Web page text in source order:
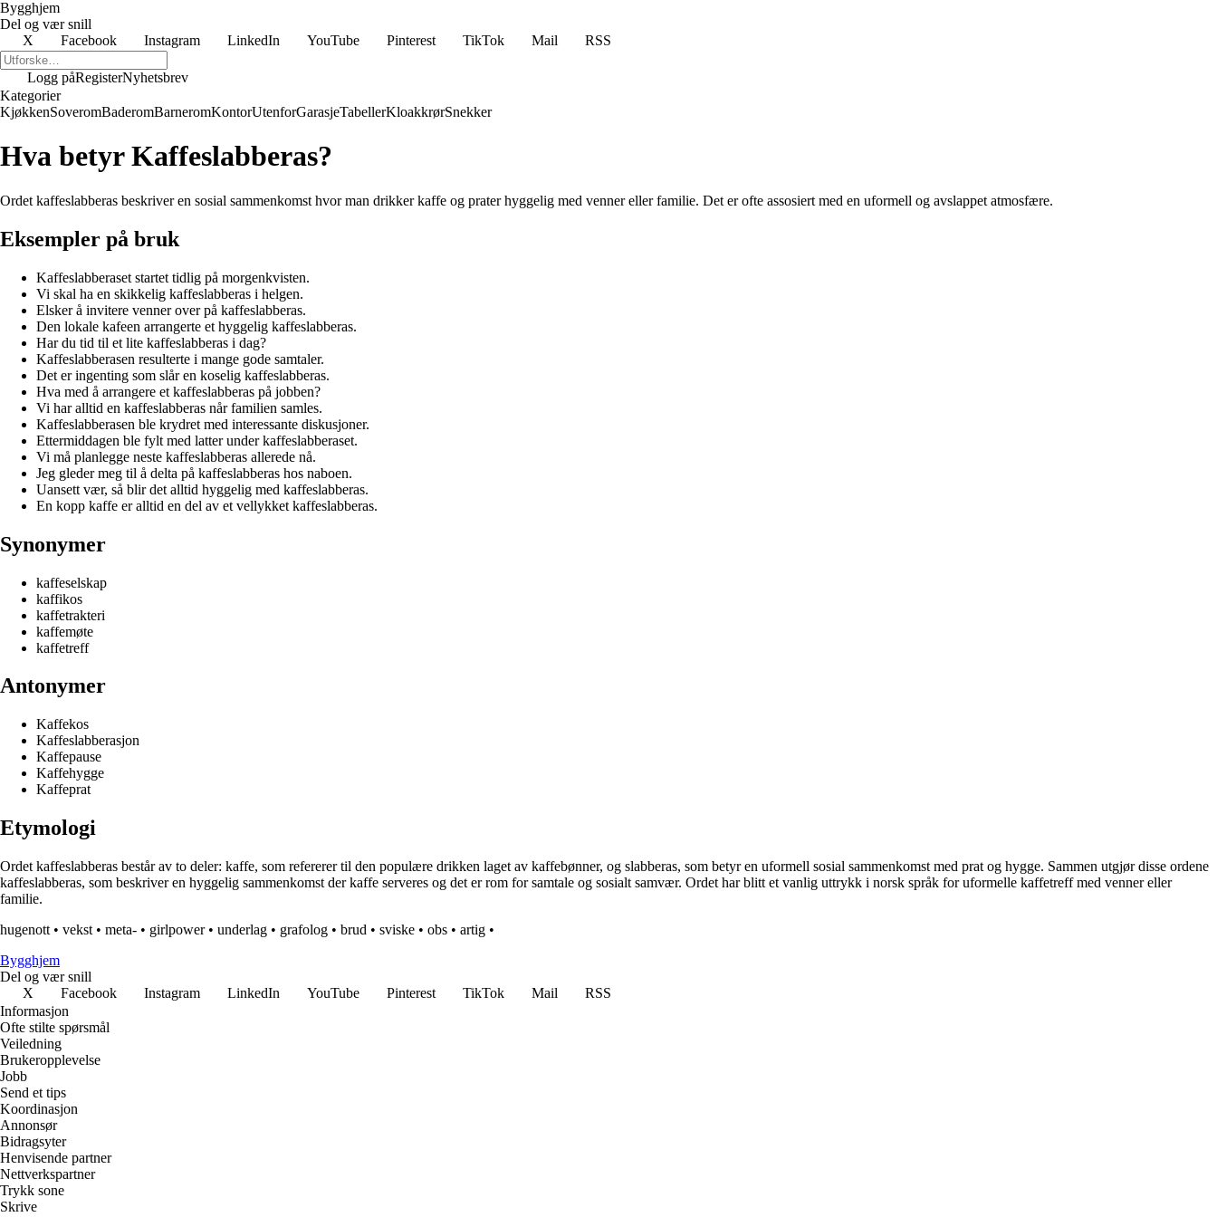
Bygghjem
Del og vær snill
X
Facebook Instagram LinkedIn YouTube Pinterest TikTok Mail RSS
Logg påRegisterNyhetsbrev
Kategorier
KjøkkenSoveromBaderomBarneromKontorUtenforGarasjeTabellerKloakkrørSnekker
Hva betyr Kaffeslabberas?
Ordet kaffeslabberas beskriver en sosial sammenkomst hvor man drikker kaffe og prater hyggelig med venner eller familie. Det er ofte assosiert med en uformell og avslappet atmosfære.
Eksempler på bruk
Kaffeslabberaset startet tidlig på morgenkvisten.
Vi skal ha en skikkelig kaffeslabberas i helgen.
Elsker å invitere venner over på kaffeslabberas.
Den lokale kafeen arrangerte et hyggelig kaffeslabberas.
Har du tid til et lite kaffeslabberas i dag?
Kaffeslabberasen resulterte i mange gode samtaler.
Det er ingenting som slår en koselig kaffeslabberas.
Hva med å arrangere et kaffeslabberas på jobben?
Vi har alltid en kaffeslabberas når familien samles.
Kaffeslabberasen ble krydret med interessante diskusjoner.
Ettermiddagen ble fylt med latter under kaffeslabberaset.
Vi må planlegge neste kaffeslabberas allerede nå.
Jeg gleder meg til å delta på kaffeslabberas hos naboen.
Uansett vær, så blir det alltid hyggelig med kaffeslabberas.
En kopp kaffe er alltid en del av et vellykket kaffeslabberas.
Synonymer
kaffeselskap
kaffikos
kaffetrakteri
kaffemøte
kaffetreff
Antonymer
Kaffekos
Kaffeslabberasjon
Kaffepause
Kaffehygge
Kaffeprat
Etymologi
Ordet kaffeslabberas består av to deler: kaffe, som refererer til den populære drikken laget av kaffebønner, og slabberas, som betyr en uformell sosial sammenkomst med prat og hygge. Sammen utgjør disse ordene
kaffeslabberas, som beskriver en hyggelig sammenkomst der kaffe serveres og det er rom for samtale og sosialt samvær. Ordet har blitt et vanlig uttrykk i norsk språk for uformelle kaffetreff med venner eller
familie.
hugenott • vekst • meta- • girlpower• underlag • grafolog • brud • sviske • obs • artig •
Bygghjem
Del og vær snill
X
Facebook Instagram LinkedIn YouTube Pinterest TikTok Mail
RSS
Informasjon
Ofte stilte spørsmål
Veiledning
Brukeropplevelse
Jobb
Send et tips
Koordinasjon
Annonsør
Bidragsyter
Henvisende partner
Nettverkspartner
Trykk sone
Skrive